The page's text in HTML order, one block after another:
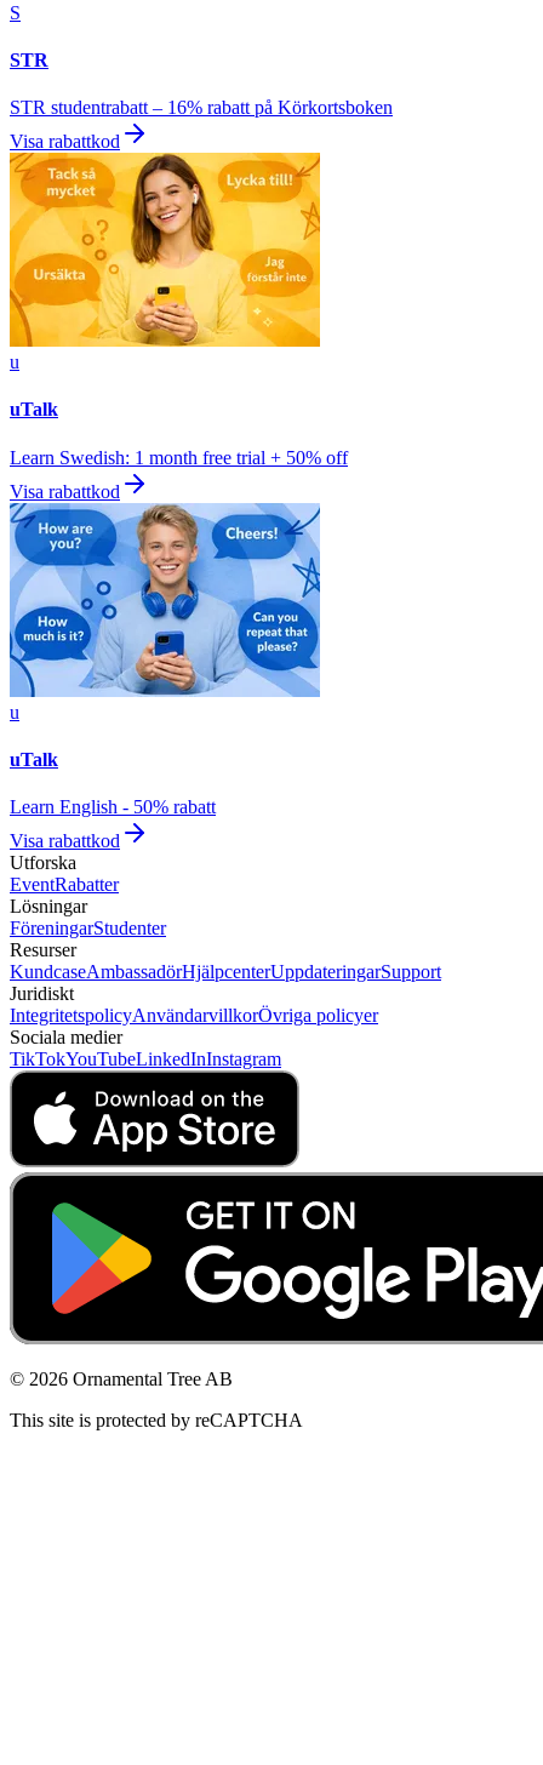
S
STR
STR studentrabatt – 16% rabatt på Körkortsboken
Visa rabattkod
u
uTalk
Learn Swedish: 1 month free trial + 50% off
Visa rabattkod
u
uTalk
Learn English - 50% rabatt
Visa rabattkod
Utforska
EventRabatter
Lösningar
FöreningarStudenter
Resurser
KundcaseAmbassadörHjälpcenterUppdateringarSupport
Juridiskt
IntegritetspolicyAnvändarvillkorÖvriga policyer
Sociala medier
TikTokYouTubeLinkedInInstagram
© 2026 Ornamental Tree AB
This site is protected by reCAPTCHA